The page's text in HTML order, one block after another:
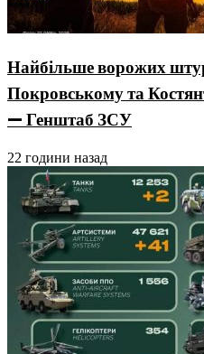
Найбільше ворожих
Покровському та
— Генштаб ЗСУ
22 години назад